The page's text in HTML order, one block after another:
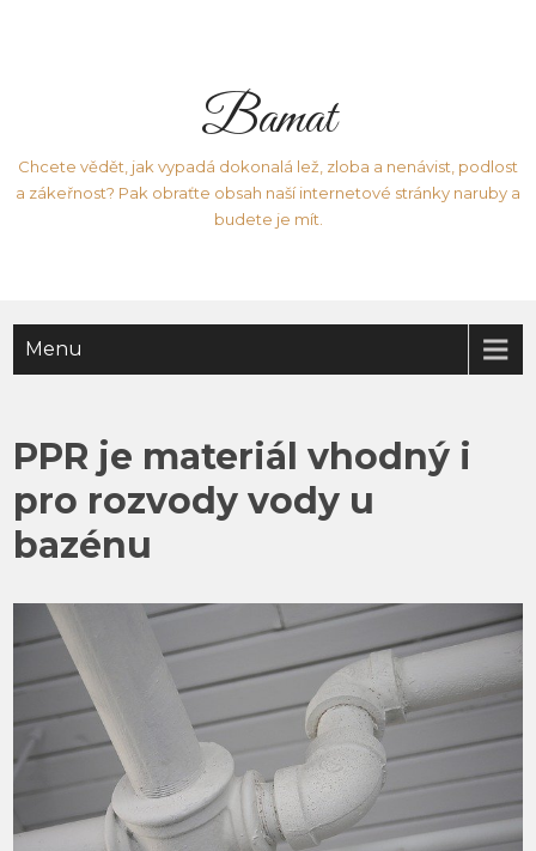
Bamat
Chcete vědět, jak vypadá dokonalá lež, zloba a nenávist, podlost
a zákeřnost? Pak obraťte obsah naší internetové stránky naruby a
budete je mít.
Menu
PPR je materiál vhodný i
pro rozvody vody u
bazénu